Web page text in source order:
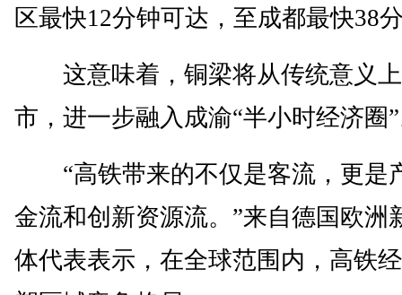
区最快12分钟可达，至成都最快38
这意味着，铜梁将从传统意义上
市，进一步融入成渝“半小时经济圈
“高铁带来的不仅是客流，更是
金流和创新资源流。”来自德国欧洲
体代表表示，在全球范围内，高铁